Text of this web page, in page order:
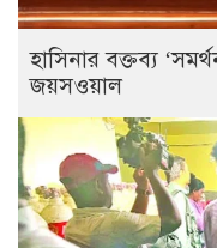
হাসিনার বক্তব্য
জয়সওয়াল